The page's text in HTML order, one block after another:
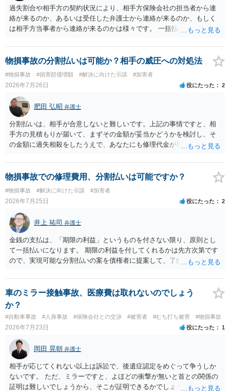
で、弁護士が受任する場合には、叔母様ご本人の依頼意思等を確認す
る必要があります。日本語での十分な意思疎通が難しいとのことです
ので、そのあたりのご事情も踏まえて、依頼意思の確認方法等を検討
過失割合や相手方の契約状況により、相手方保険会社の担当者から連
絡が来るのか、あるいは受任した弁護士から連絡が来るのか、もしく
は相手方当事者から連絡が来るのかは様々です。 一括払いや分割払い
金の支払いにつき、分割払いに合意すれば、和解は可能です。 他方で
合意しなければ和解できないことになります。 今後の見通しを知る為
に、交渉の方向性につき、最寄りの法律事務所で相談だけでもされる
ことも検討ください。
物損事故の分割払いは可能か？相手の威圧への対処法
#物損事故 #損害賠償増額 #解決に向けた示談 #加害者
2026年7月26日 役にたった 2
肥田 弘昭 弁護士
分割払いは、相手が合意しないと難しいです。上記の事情ですと、相
手方の見積もりが届いて、まずその金額が妥当かどうかを検討し、そ
の金額に過失相殺をしたうえで、あなたにも修理代金が発生している
分割払いにしたいとの示談案を提案するのが良いかと思います。威圧
されるのであれば、斡旋、仲裁、民事調停を利用しては如何でしょう
物損事故での修理費用、分割払いは可能ですか？
#物損事故 #解決に向けた示談 #加害者
2026年7月25日 役にたった 2
井上 祐司 弁護士
金銭の支払は、「期限の利益」というものを付さない限り、原則とし
て一括払いになります。 期限の利益を付してくれるかは先方次第です
ので、実現可能な分割払いの案を債権者に提案して、了解してもらえ
車のミラー接触事故、医療費は取れないのでしょう
か？
#自動車事故 #人身事故 #保険会社との交渉 #被害者 #むち打ち被害 #物損事故
2026年7月23日 役にたった 1
岡田 晃朝 弁護士
相手が応じてくれない以上は訴訟で、後遺症認定をめぐって争うしか
ないです。 ただ、ミラーですと、よほどの衝撃が無いと首との関係の
証明は難しいでしょうから、そこが証明できるかでしょうね。